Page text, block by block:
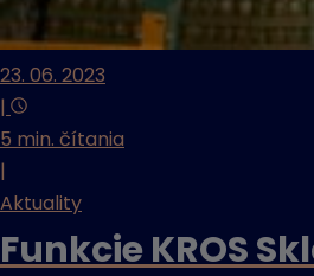
23. 06. 2023
|
5 min. čítania
|
Aktuality
Funkcie KROS